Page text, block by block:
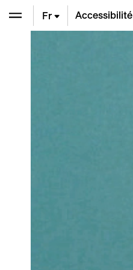
Fr Accessibilité